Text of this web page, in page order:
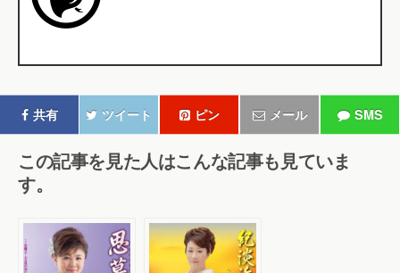
共有 ツイート ピン メール SMS
この記事を見た人はこんな記事も見ていま
す。